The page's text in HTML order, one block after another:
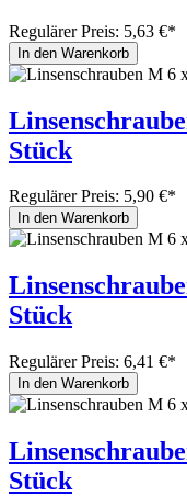
Regulärer Preis: 5,63 €*
In den Warenkorb
Stück
Regulärer Preis: 5,90 €*
In den Warenkorb
Stück
Regulärer Preis: 6,41 €*
In den Warenkorb
Stück